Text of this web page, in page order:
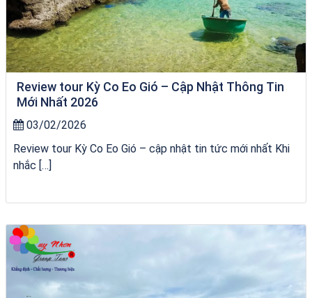
Review tour Kỳ Co Eo Gió – Cập Nhật Thông Tin
Mới Nhất 2026
03/02/2026
Review tour Kỳ Co Eo Gió – cập nhật tin tức mới nhất Khi
nhắc […]